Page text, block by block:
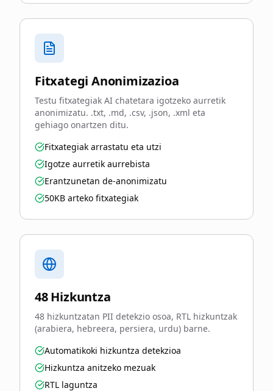
Fitxategi Anonimizazioa
Testu fitxategiak AI chatetara igotzeko aurretik
anonimizatu. .txt, .md, .csv, .json, .xml eta
gehiago onartzen ditu.
Fitxategiak arrastatu eta utzi
Igotze aurretik aurrebista
Erantzunetan de-anonimizatu
50KB arteko fitxategiak
48 Hizkuntza
48 hizkuntzatan PII detekzio osoa, RTL hizkuntzak
(arabiera, hebreera, persiera, urdu) barne.
Automatikoki hizkuntza detekzioa
Hizkuntza anitzeko mezuak
RTL laguntza